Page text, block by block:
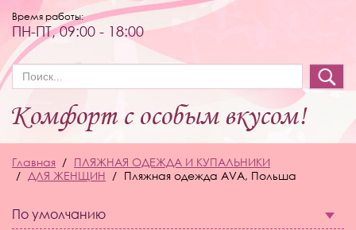
Время работы:
ПН-ПТ, 09:00 - 18:00
Форма поиска
Главная
ПЛЯЖНАЯ ОДЕЖДА И КУПАЛЬНИКИ
ДЛЯ ЖЕНЩИН
Пляжная одежда AVA, Польша
По умолчанию